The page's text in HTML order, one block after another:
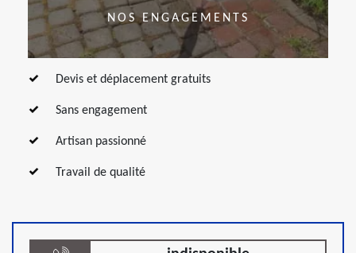
NOS ENGAGEMENTS
Devis et déplacement gratuits
Sans engagement
Artisan passionné
Travail de qualité